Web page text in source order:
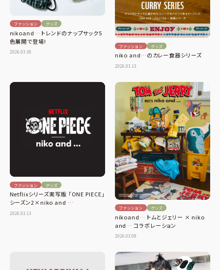
ファッション グッズ
nikoand… トレンドのナップサック5
色展開で登場!
2026.03.30
ファッション グッズ
niko and…のカレー食器シリーズ
2026.03.13
ファッション グッズ
Netflixシリーズ実写版 「ONE PIECE」
シーズン2×niko and …
2026.03.13
ファッション グッズ
nikoand… トムとジェリー × niko
and… コラボレーション
2026.03.09